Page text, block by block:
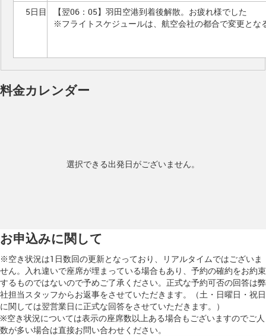
5日目
【翌06：05】羽田空港到着後解散。お疲れ様でした
※フライトスケジュールは、航空会社の都合で変更とな
料金カレンダー
選択できる出発日がございません。
お申込みに関して
※空き状況は1日数回の更新となっており、リアルタイムではございま
せん。入れ違いで座席が埋まっている場合もあり、予約の確約をお約束
するものではないので予めご了承ください。正式な予約可否の回答は弊
社担当スタッフからお返事をさせていただきます。（土・日曜日・祝日
に関しては翌営業日に正式な回答をさせていただきます。）
※空き状況については表示の座席数以上ある場合もございますのでご人
数が多い場合は直接お問い合わせください。